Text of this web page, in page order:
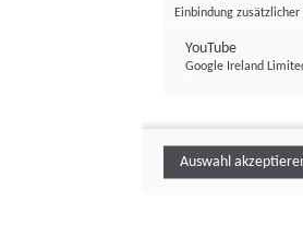
Einbindung
YouTube
Google Ireland
Auswahl